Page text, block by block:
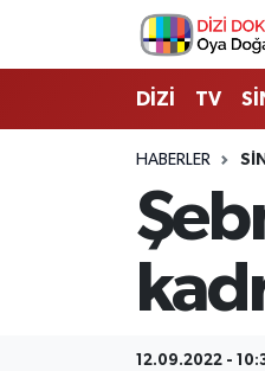
DİZİ TV
HABERLER
12.09.2022 -
İstanbul Nöbetçi
İstanbul Hava
İstanbul Namaz
İstanbul Trafik